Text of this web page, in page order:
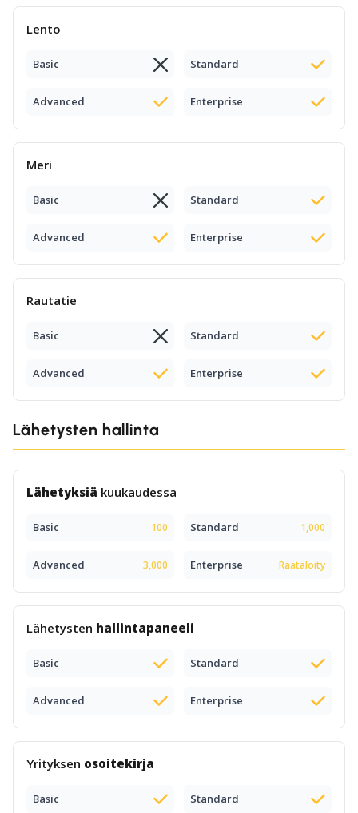
Lento
Basic Standard
Advanced Enterprise
Meri
Basic Standard
Advanced Enterprise
Rautatie
Basic Standard
Advanced Enterprise
Lähetysten hallinta
Lähetyksiä kuukaudessa
Basic 100 Standard 1,000
Advanced 3,000 Enterprise Räätälöity
Lähetysten hallintapaneeli
Basic Standard
Advanced Enterprise
Yrityksen osoitekirja
Basic Standard